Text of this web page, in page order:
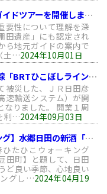
ツアーを開催します！
要性について理解を深
田遺産」にも認定され
ら地元ガイドの案内で
土…2024年10月01日
業1周年PRイベントを開催します！
被災した、ＪＲ日田彦
速輸送システム）が開
なりました。 開業１周
利…2024年09月03日
し祭り」と豆田町（4月21日開催）
たひこウォーキング
田町】と題して、日田
ど良い季節、心地良い
ングし…2024年04月19